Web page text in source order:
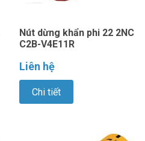
Nút dừng khẩn phi 22 2NC
C2B-V4E11R
Liên hệ
Chi tiết